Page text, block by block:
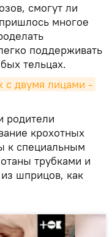
смогут ли
многое
поддерживать
тельцах.
с двумя лицами -
родители
крохотных
к специальным
трубками и
шприцов, как